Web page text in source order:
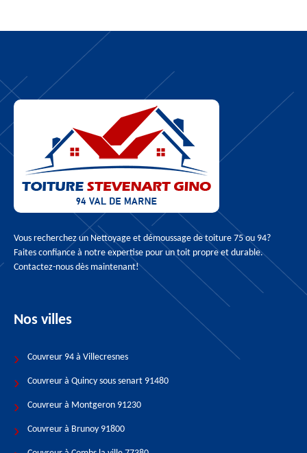
Vous recherchez un Nettoyage et démoussage de toiture 75ou 94?
Faites confiance à notre expertise pour un toit propre et durable.
Contactez-nous dès maintenant!
Nos villes
Couvreur 94 à Villecresnes
Couvreur à Quincy sous senart 91480
Couvreur à Montgeron 91230
Couvreur à Brunoy 91800